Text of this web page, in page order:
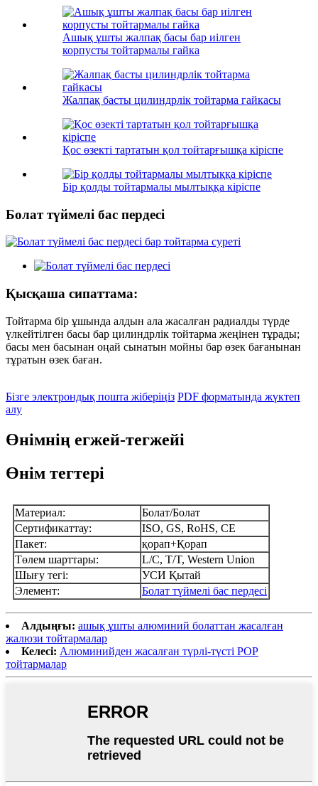
Ашық ұшты жалпақ басы бар иілген
корпусты тойтармалы гайка
Жалпақ басты цилиндрлік тойтарма гайкасы
Қос өзекті тартатын қол тойтарғышқа кіріспе
Бір қолды тойтармалы мылтыққа кіріспе
Болат түймелі бас пердесі
Қысқаша сипаттама:
Тойтарма бір ұшында алдын ала жасалған радиалды түрде
үлкейтілген басы бар цилиндрлік тойтарма жеңінен тұрады;
басы мен басынан оңай сынатын мойны бар өзек бағанынан
тұратын өзек баған.
Бізге электрондық пошта жіберіңіз PDF форматында жүктеп
алу
Өнімнің егжей-тегжейі
Өнім тегтері
Материал:
Болат/Болат
Сертификаттау:
ISO, GS, RoHS, CE
Пакет:
қорап+Қорап
Төлем шарттары:
L/C, T/T, Western Union
Шығу тегі:
УСИ Қытай
Элемент:
Болат түймелі бас пердесі
Алдыңғы: ашық ұшты алюминий болаттан жасалған
жалюзи тойтармалар
Келесі: Алюминийден жасалған түрлі-түсті POP
тойтармалар